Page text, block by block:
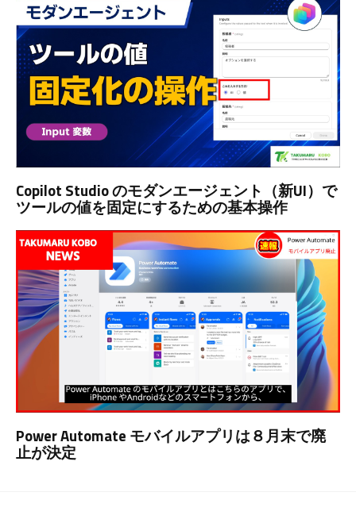
Copilot Studio のモダンエージェント（新UI）で
ツールの値を固定にするための基本操作
Power Automate モバイルアプリは８月末で廃
止が決定